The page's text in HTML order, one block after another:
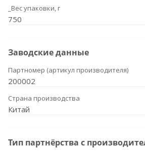
_Вес упаковки, г
750
Заводские данные
Партномер (артикул производителя)
200002
Страна производства
Китай
Тип партнёрства с